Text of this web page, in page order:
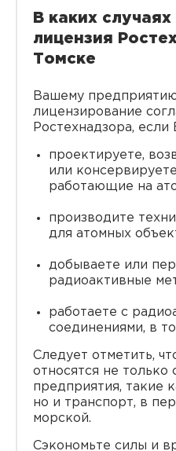
В каких
лицензия
Томске
Вашему
лицензирование
Ростехнадзора, если
проектируете,
или
работающие на
производите
для атомных
добываете или
радиоактивные
работаете с
соединениями, в
Следует отметить,
относятся не только
предприятия, такие
но и транспорт, в
морской.
Сэкономьте силы и